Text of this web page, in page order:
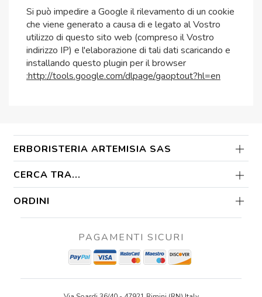
Si può impedire a Google il rilevamento di un cookie
che viene generato a causa di e legato al Vostro
utilizzo di questo sito web (compreso il Vostro
indirizzo IP) e l'elaborazione di tali dati scaricando e
installando questo plugin per il browser
:http://tools.google.com/dlpage/gaoptout?hl=en
ERBORISTERIA ARTEMISIA SAS
CERCA TRA...
ORDINI
PAGAMENTI SICURI